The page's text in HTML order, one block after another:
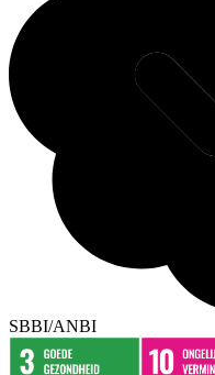
SBBI/ANBI